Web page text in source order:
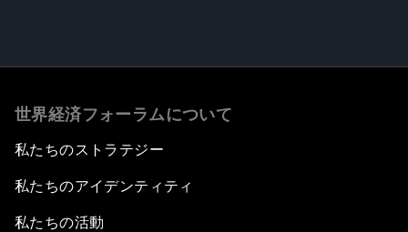
世界経済フォーラムについて
私たちのストラテジー
私たちのアイデンティティ
私たちの活動